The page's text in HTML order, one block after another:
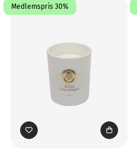
Medlemspris 30%